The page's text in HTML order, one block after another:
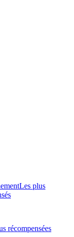
Les plus
récompensées